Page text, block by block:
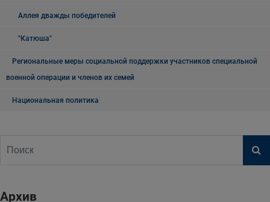
Аллея дважды победителей
"Катюша"
Региональные меры социальной поддержки участников специальной
военной операции и членов их семей
Национальная политика
Архив